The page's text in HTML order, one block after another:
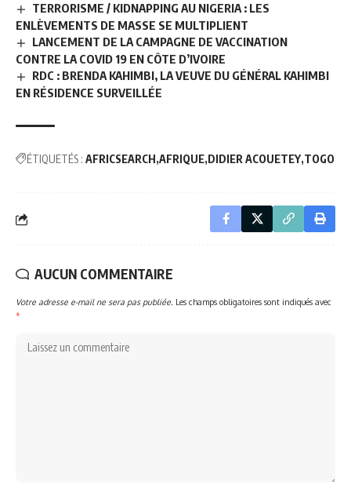
TERRORISME / KIDNAPPING AU NIGERIA : LES
ENLÈVEMENTS DE MASSE SE MULTIPLIENT
LANCEMENT DE LA CAMPAGNE DE VACCINATION
CONTRE LA COVID 19 EN CÔTE D’IVOIRE
RDC : BRENDA KAHIMBI, LA VEUVE DU GÉNÉRAL KAHIMBI
EN RÉSIDENCE SURVEILLÉE
ÉTIQUETÉS : AFRICSEARCH AFRIQUE DIDIER ACOUETEY TOGO
AUCUN COMMENTAIRE
Votre adresse e-mail ne sera pas publiée. Les champs obligatoires sont indiqués avec
*